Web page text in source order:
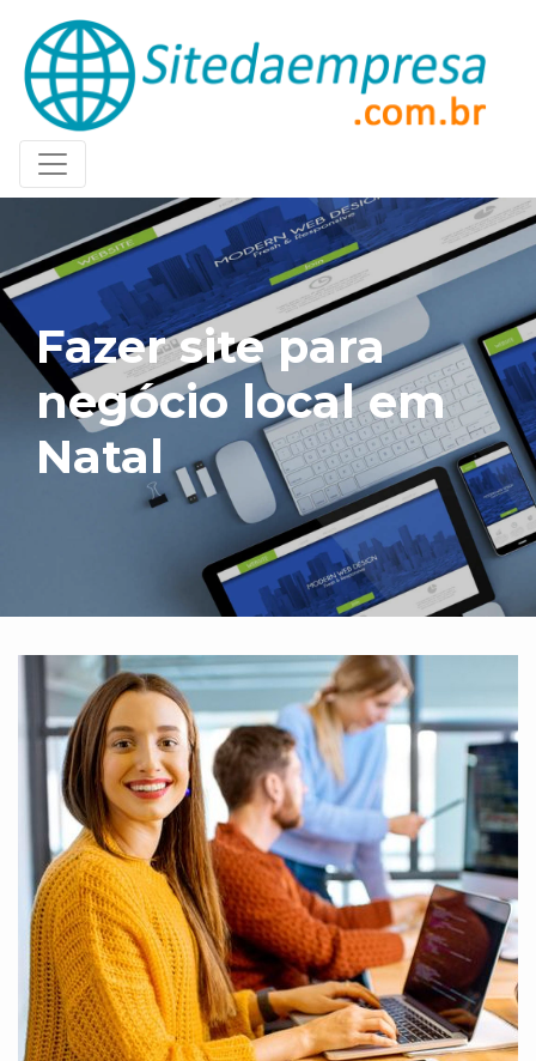
Fazer site para
negócio local em
Natal